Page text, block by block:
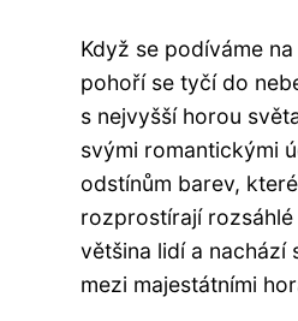
Když se podíváme
pohoří se tyčí do
s nejvyšší horou
svými romantickými
odstínům barev,
rozprostírají
většina lidí a nachází
mezi majestátními